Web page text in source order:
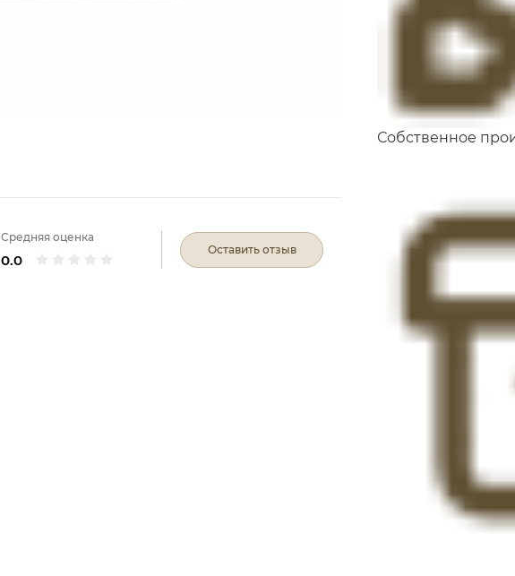
Средняя оценка
0.0
Оставить отзыв
Собственное